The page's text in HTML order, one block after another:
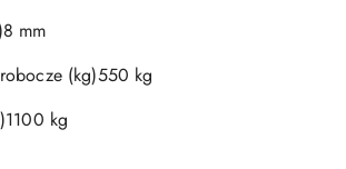
mm
(kg)550 kg
kg